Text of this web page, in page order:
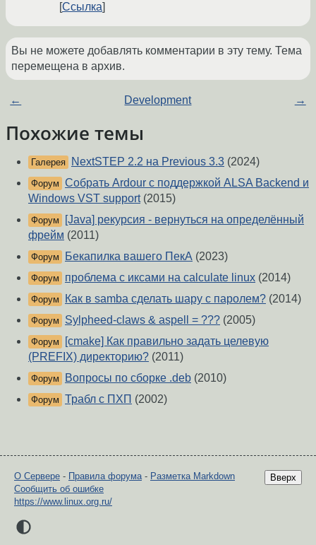
Ссылка
Вы не можете добавлять комментарии в эту тему. Тема
перемещена в архив.
← Development →
Похожие темы
Галерея NextSTEP 2.2 на Previous 3.3 (2024)
Форум Собрать Ardour c поддержкой ALSA Backend и
Windows VST support(2015)
Форум
[Java] рекурсия - вернуться на определённый
фрейм (2011)
Форум Бекапилка вашего ПекА (2023)
Форум проблема с иксами на calculate linux (2014)
Форум Как в samba сделать шару с паролем? (2014)
Форум Sylpheed-claws & aspell = ??? (2005)
Форум
[cmake] Как правильно задать целевую
(PREFIX) директорию? (2011)
Форум Вопросы по сборке .deb (2010)
Форум Трабл с ПХП (2002)
Вверх
О Сервере - Правила форума- Разметка Markdown
Сообщить об ошибке
https://www.linux.org.ru/